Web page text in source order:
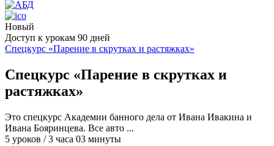
Новый
Доступ к урокам 90 дней
Спецкурс «Парение в скрутках и растяжках»
Спецкурс «Парение в скрутках и
растяжках»
Это спецкурс Академии банного дела от Ивана Ивакина и
Ивана Бояринцева. Все авто ...
5 уроков / 3 часа 03 минуты